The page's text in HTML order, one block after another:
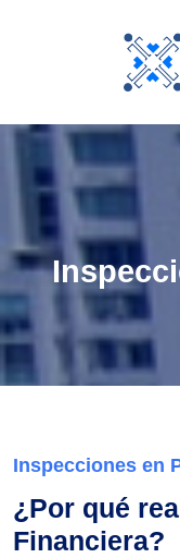
Inspecciones en
¿Por qué
Financiera?